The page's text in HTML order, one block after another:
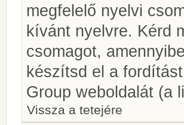
megfelelő nyelvi
kívánt nyelvre. Kérd
csomagot,
készítsd el a
Group weboldalát (a
Vissza a tetejére